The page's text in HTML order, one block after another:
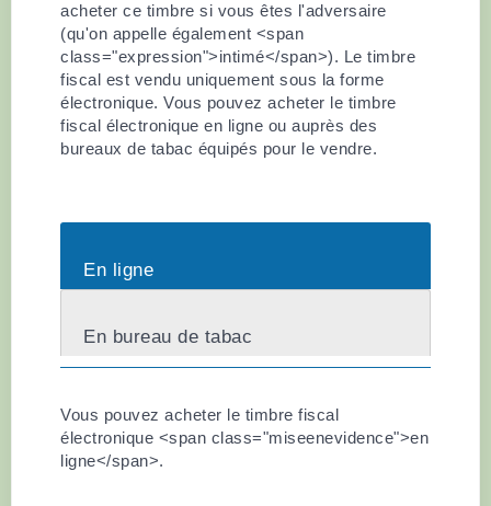
acheter ce timbre si vous êtes l'adversaire
(qu'on appelle également <span
class="expression">intimé</span>). Le timbre
fiscal est vendu uniquement sous la forme
électronique. Vous pouvez acheter le timbre
fiscal électronique en ligne ou auprès des
bureaux de tabac équipés pour le vendre.
En ligne
En bureau de tabac
Vous pouvez acheter le timbre fiscal
électronique <span class="miseenevidence">en
ligne</span>.